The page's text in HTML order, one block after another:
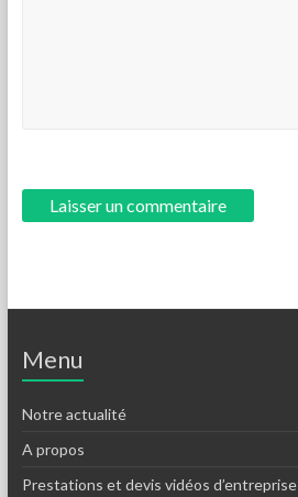
Menu
Notre actualité
A propos
Prestations et devis vidéos d’entreprise